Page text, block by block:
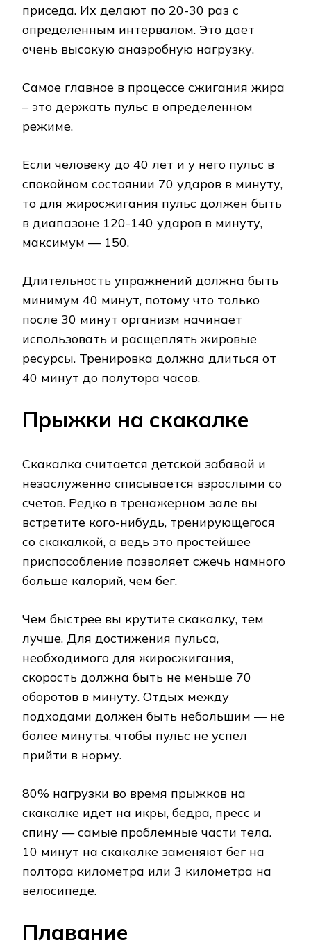
приседа. Их делают по 20-30 раз с
определенным интервалом. Это дает
очень высокую анаэробную нагрузку.
Самое главное в процессе сжигания жира
– это держать пульс в определенном
режиме.
Если человеку до 40 лет и у него пульс в
спокойном состоянии 70 ударов в минуту,
то для жиросжигания пульс должен быть
в диапазоне 120-140 ударов в минуту,
максимум — 150.
Длительность упражнений должна быть
минимум 40 минут, потому что только
после 30 минут организм начинает
использовать и расщеплять жировые
ресурсы. Тренировка должна длиться от
40 минут до полутора часов.
Прыжки на скакалке
Скакалка считается детской забавой и
незаслуженно списывается взрослыми со
счетов. Редко в тренажерном зале вы
встретите кого-нибудь, тренирующегося
со скакалкой, а ведь это простейшее
приспособление позволяет сжечь намного
больше калорий, чем бег.
Чем быстрее вы крутите скакалку, тем
лучше. Для достижения пульса,
необходимого для жиросжигания,
скорость должна быть не меньше 70
оборотов в минуту. Отдых между
подходами должен быть небольшим — не
более минуты, чтобы пульс не успел
прийти в норму.
80% нагрузки во время прыжков на
скакалке идет на икры, бедра, пресс и
спину — самые проблемные части тела.
10 минут на скакалке заменяют бег на
полтора километра или 3 километра на
велосипеде.
Плавание